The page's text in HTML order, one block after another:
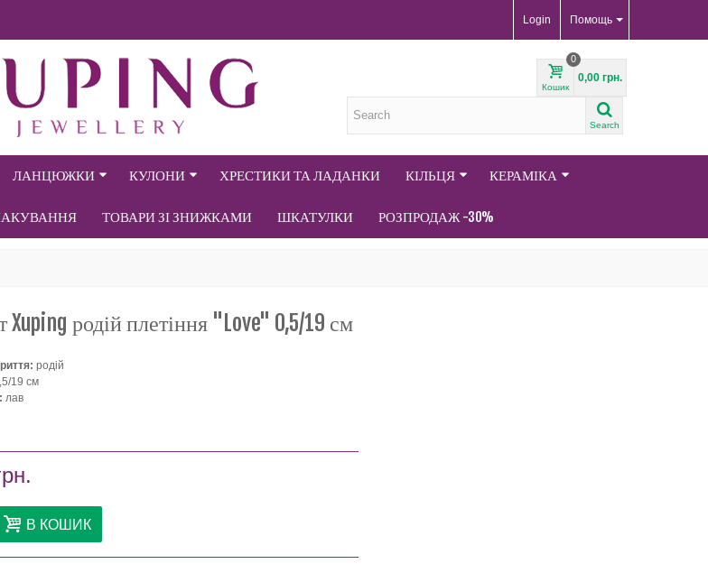
Помощь
Login
Кошик
0
0,00 грн.
Search
ЛАНЦЮЖКИ КУЛОНИ ХРЕСТИКИ ТА ЛАДАНКИ КІЛЬЦЯ КЕРАМІКА
ТОВАРИ ЗІ ЗНИЖКАМИ ШКАТУЛКИ РОЗПРОДАЖ -30%
Xuping родій плетіння "Love" 0,5/19 см
родій
19 см
лав
В КОШИК